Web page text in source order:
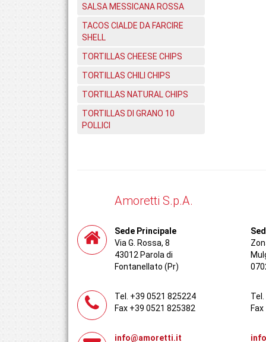
SALSA MESSICANA ROSSA
TACOS CIALDE DA FARCIRE
SHELL
TORTILLAS CHEESE CHIPS
TORTILLAS CHILI CHIPS
TORTILLAS NATURAL CHIPS
TORTILLAS DI GRANO 10
POLLICI
Amoretti S.p.A.
Sede Principale
Via G. Rossa, 8
43012 Parola di
Fontanellato (Pr)
Tel. +39 0521 825224
Fax +39 0521 825382
info@amoretti.it